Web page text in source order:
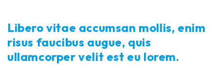
Libero vitae accumsan mollis, enim
risus faucibus augue, quis
ullamcorper velit est eu lorem.